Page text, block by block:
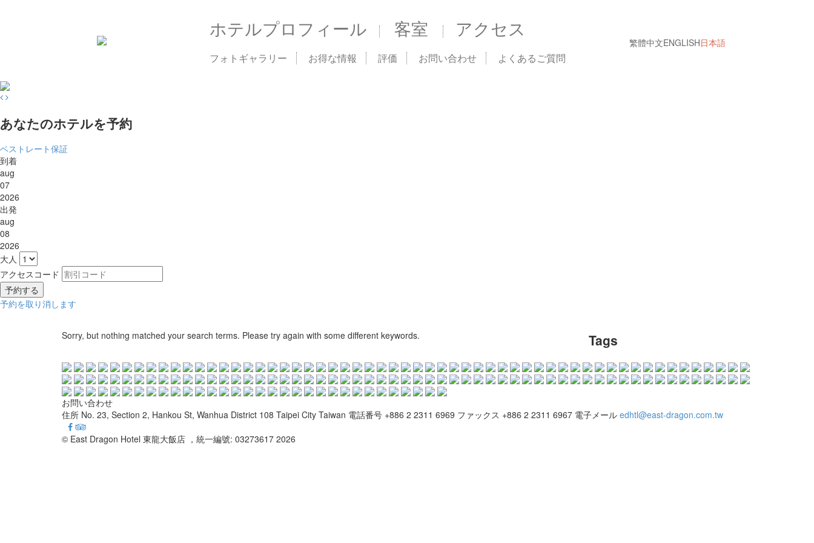
ホテルプロフィール 客室 アクセス
フォトギャラリー お得な情報 評価 お問い合わせ よくあるご質問
繁體中文ENGLISH日本語
あなたのホテルを予約
ベストレート保証
到着
aug
07
2026
出発
aug
08
2026
大人
アクセスコード
予約を取り消します
Sorry, but nothing matched your search terms. Please try again with some different keywords. Tags
お問い合わせ
住所 No. 23, Section 2, Hankou St, Wanhua District 108 Taipei City Taiwan 電話番号 +886 2 2311 6969 ファックス +886 2 2311 6967 電子メール edhtl@east-dragon.com.tw
© East Dragon Hotel 東龍大飯店 ，統一編號: 03273617 2026